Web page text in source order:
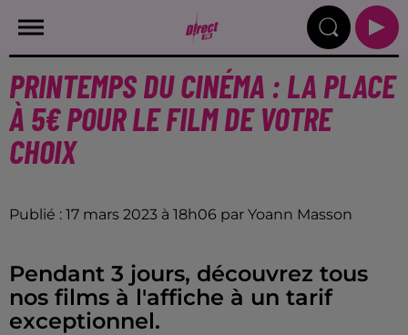
PRINTEMPS DU CINÉMA : LA PLACE
À 5€ POUR LE FILM DE VOTRE
CHOIX
Publié : 17 mars 2023 à 18h06 par Yoann Masson
Pendant 3 jours, découvrez tous
nos films à l'affiche à un tarif
exceptionnel.